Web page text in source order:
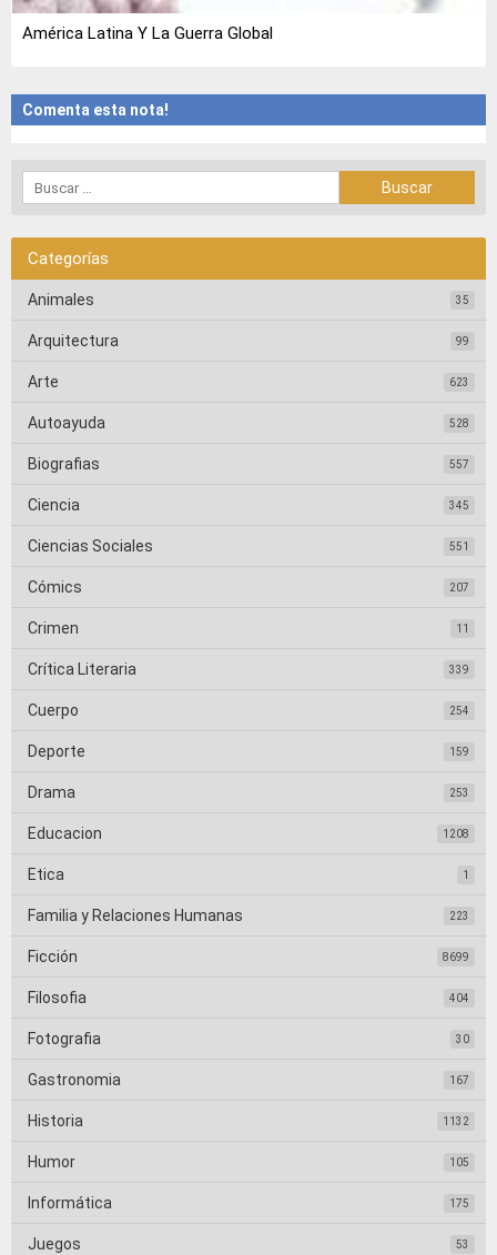
América Latina Y La Guerra Global
Comenta esta nota!
Categorías
Animales 35
Arquitectura 99
Arte 623
Autoayuda 528
Biografias 557
Ciencia 345
Ciencias Sociales 551
Cómics 207
Crimen 11
Crítica Literaria 339
Cuerpo 254
Deporte 159
Drama 253
Educacion 1208
Etica 1
Familia y Relaciones Humanas 223
Ficción 8699
Filosofia 404
Fotografia 30
Gastronomia 167
Historia 1132
Humor 105
Informática 175
Juegos 53